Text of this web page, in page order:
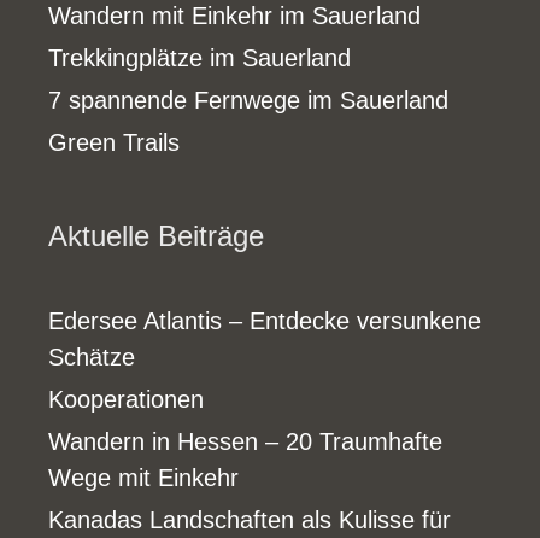
Wandern mit Einkehr im Sauerland
Trekkingplätze im Sauerland
7 spannende Fernwege im Sauerland
Green Trails
Aktuelle Beiträge
Edersee Atlantis – Entdecke versunkene
Schätze
Kooperationen
Wandern in Hessen – 20 Traumhafte
Wege mit Einkehr
Kanadas Landschaften als Kulisse für